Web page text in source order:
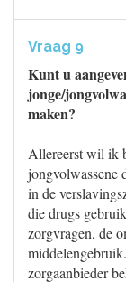
Vraag 9
Kunt u
jonge/
maken?
Allereerst wil ik
jongvolwassene
in de
die drugs
zorgvragen, de
zorgaanbieder